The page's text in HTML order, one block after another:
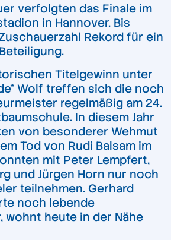
verfolgten das Finale im
in Hannover. Bis
Rekord für ein
Titelgewinn unter
Wolf treffen sich die noch
regelmäßig am 24.
In diesem Jahr
von besonderer Wehmut
Tod von Rudi Balsam im
mit Peter Lempfert,
und Jürgen Horn nur noch
teilnehmen. Gerhard
noch lebende
wohnt heute in der Nähe